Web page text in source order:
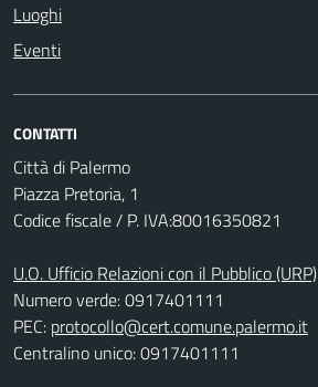
Luoghi
Eventi
CONTATTI
Città di Palermo
Piazza Pretoria, 1
Codice fiscale / P. IVA:80016350821
U.O. Ufficio Relazioni con il Pubblico (URP)
Numero verde: 0917401111
PEC: protocollo@cert.comune.palermo.it
Centralino unico: 0917401111